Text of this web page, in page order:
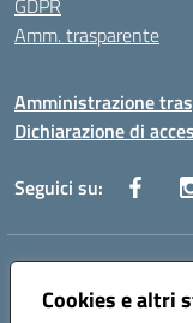
Cookies e altri
GDPR
Amm. trasparente
Amministrazione
Dichiarazione di
Seguici su:
Indirizzo:
Centralino:+39 080